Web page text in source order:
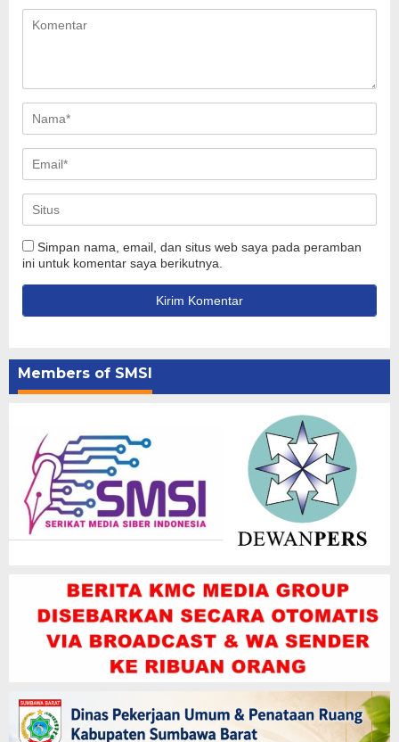
Simpan nama, email, dan situs web saya pada peramban
ini untuk komentar saya berikutnya.
Members of SMSI